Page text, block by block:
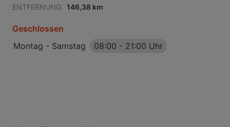
ENTFERNUNG: 146,38 km
Geschlossen
Montag - Samstag
08:00 - 21:00 Uhr